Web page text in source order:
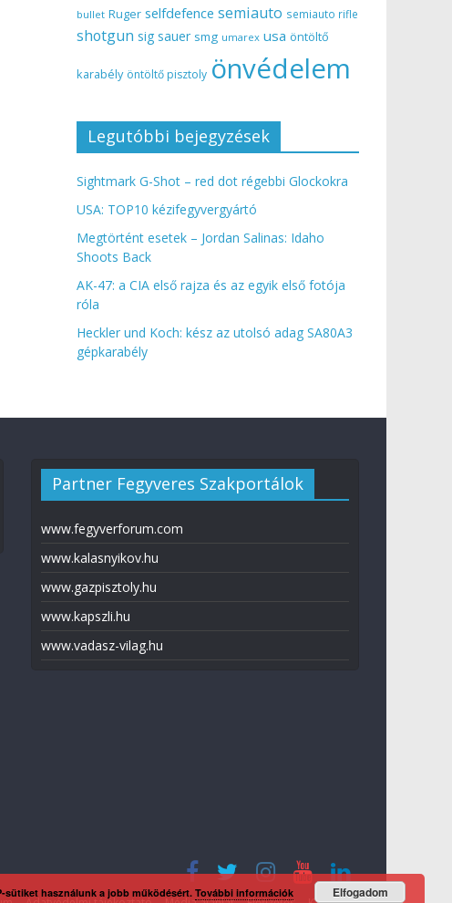
bullet Ruger selfdefence semiauto semiauto rifle
shotgun sig sauer smg umarex usa öntöltő
karabély öntöltő pisztoly önvédelem
Legutóbbi bejegyzések
Sightmark G-Shot – red dot régebbi Glockokra
USA: TOP10 kézifegyvergyártó
Megtörtént esetek – Jordan Salinas: Idaho
Shoots Back
AK-47: a CIA első rajza és az egyik első fotója
róla
Heckler und Koch: kész az utolsó adag SA80A3
gépkarabély
Partner Fegyveres Szakportálok
www.fegyverforum.com
www.kalasnyikov.hu
www.gazpisztoly.hu
www.kapszli.hu
www.vadasz-vilag.hu
használunk a jobb működésért. További információk Elfogadom